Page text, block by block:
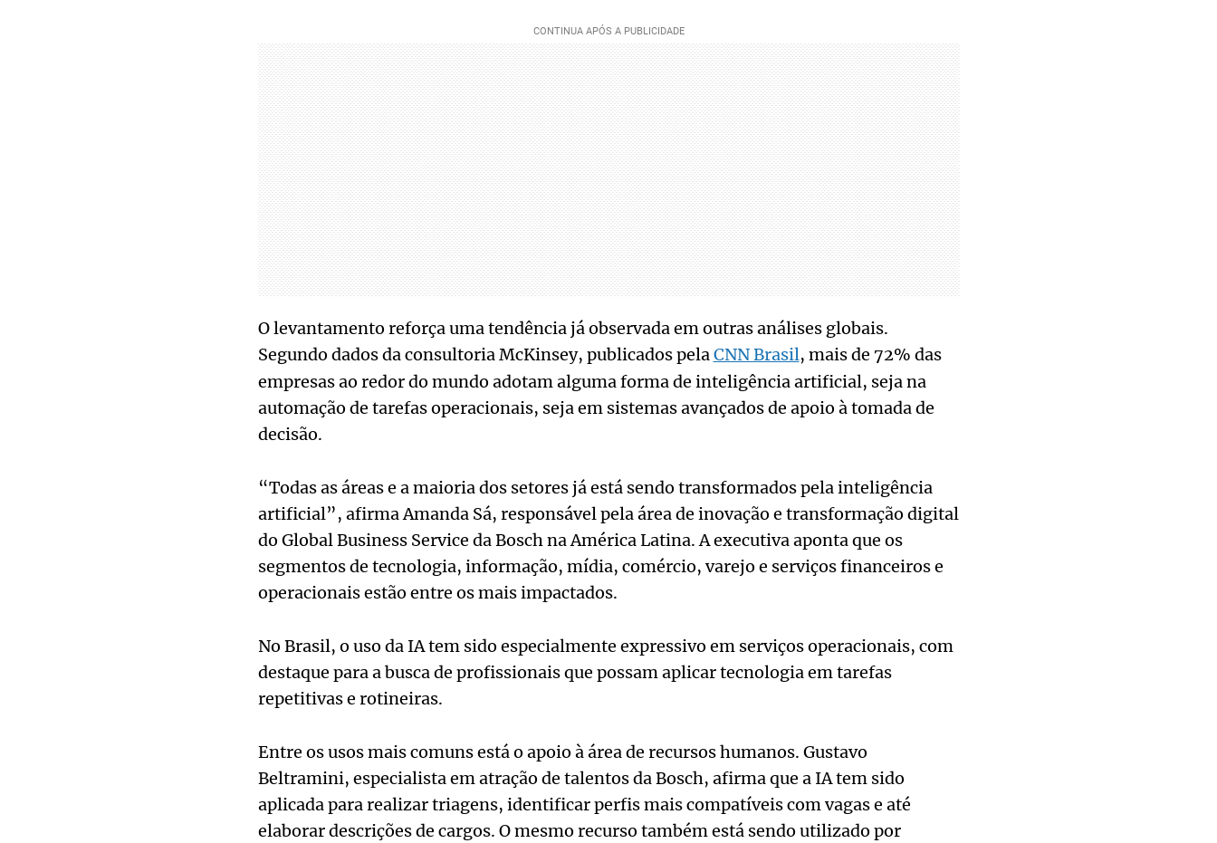
O levantamento reforça uma tendência já observada em outras análises globais.
Segundo dados da consultoria McKinsey, publicados pelaCNN Brasil, mais de 72% das
empresas ao redor do mundo adotam alguma forma de inteligência artificial, seja na
automação de tarefas operacionais, seja em sistemas avançados de apoio à tomada de
decisão.
“Todas as áreas e a maioria dos setores já está sendo transformados pela inteligência
artificial”, afirma Amanda Sá, responsável pela área de inovação e transformação digital
do Global Business Service da Bosch na América Latina. A executiva aponta que os
segmentos de tecnologia, informação, mídia, comércio, varejo e serviços financeiros e
operacionais estão entre os mais impactados.
No Brasil, o uso da IA tem sido especialmente expressivo em serviços operacionais, com
destaque para a busca de profissionais que possam aplicar tecnologia em tarefas
repetitivas e rotineiras.
Entre os usos mais comuns está o apoio à área de recursos humanos. Gustavo
Beltramini, especialista em atração de talentos da Bosch, afirma que a IA tem sido
aplicada para realizar triagens, identificar perfis mais compatíveis com vagas e até
elaborar descrições de cargos. O mesmo recurso também está sendo utilizado por